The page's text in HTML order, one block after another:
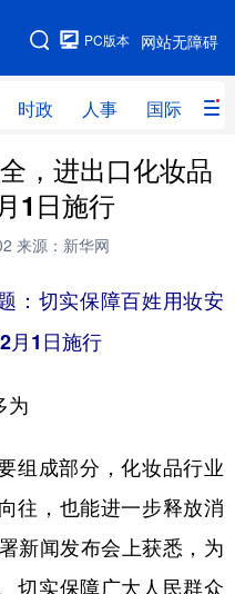
网站无障碍
PC版本
时政 人事 国际 财
图
时政 人事
网评
全球连线
量子 体育
健康
信息化 数字经济
银龄 溯源中国
能源 会展
，进出口化妆品
1日施行
来源：新华网
：切实保障百姓用妆安
月1日施行
为
成部分，化妆品行业
往，也能进一步释放消
新闻发布会上获悉，为
切实保障广大人民群众